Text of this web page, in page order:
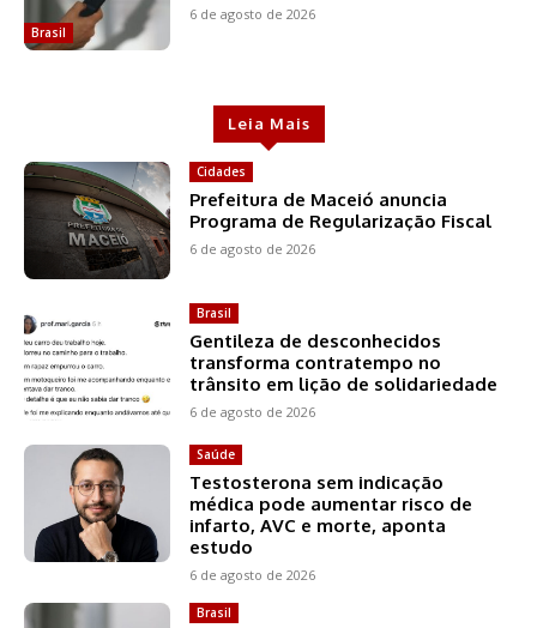
Brasil
6 de agosto de 2026
Leia Mais
Cidades
Prefeitura de Maceió anuncia
Programa de Regularização Fiscal
6 de agosto de 2026
Brasil
Gentileza de desconhecidos
transforma contratempo no
trânsito em lição de solidariedade
6 de agosto de 2026
Saúde
Testosterona sem indicação
médica pode aumentar risco de
infarto, AVC e morte, aponta
estudo
6 de agosto de 2026
Brasil